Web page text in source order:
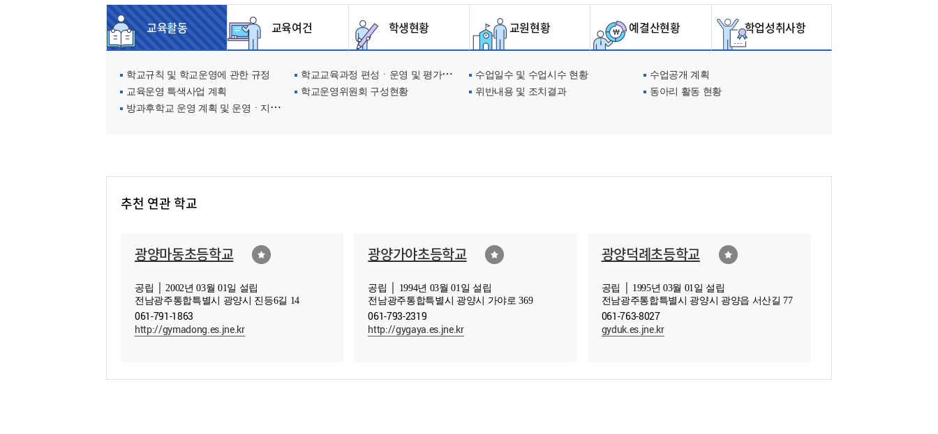
교육활동 교육여건 학생현황 교원현황 예결산현황 학업성취사항
학교규칙 및 학교운영에 관한 규정 학교교육과정 편성ㆍ운영 및 평가에 관한 사항 수업일수 및 수업시수 현황
수업공개 계획
교육운영 특색사업 계획
학교운영위원회 구성현황 위반내용 및 조치결과
동아리 활동 현황
방과후학교 운영 계획 및 운영ㆍ지원현황
추천 연관 학교
광양마동초등학교
공립 │ 2002년 03월 01일 설립
전남광주통합특별시 광양시 진등6길 14
061-791-1863
http://gymadong.es.jne.kr
광양가야초등학교
공립 │ 1994년 03월 01일 설립
전남광주통합특별시 광양시 가야로 369
061-793-2319
http://gygaya.es.jne.kr
광양덕례초등학교
공립 │ 1995년 03월 01일 설립
전남광주통합특별시 광양시 광양읍 서산길 77
061-763-8027
gyduk.es.jne.kr